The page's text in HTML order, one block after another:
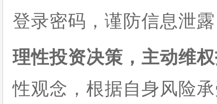
登录密码，谨防信息泄
理性投资决策，主动维
性观念，根据自身风险